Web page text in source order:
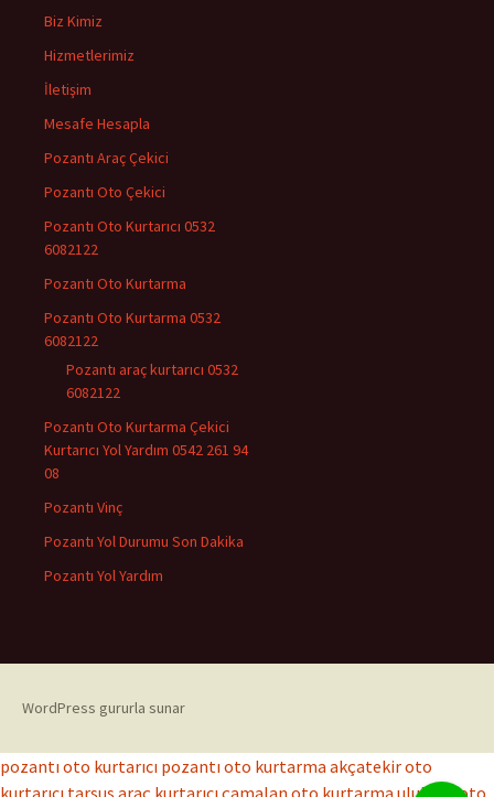
Biz Kimiz
Hizmetlerimiz
İletişim
Mesafe Hesapla
Pozantı Araç Çekici
Pozantı Oto Çekici
Pozantı Oto Kurtarıcı 0532
6082122
Pozantı Oto Kurtarma
Pozantı Oto Kurtarma 0532
6082122
Pozantı araç kurtarıcı 0532
6082122
Pozantı Oto Kurtarma Çekici
Kurtarıcı Yol Yardım 0542 261 94
08
Pozantı Vinç
Pozantı Yol Durumu Son Dakika
Pozantı Yol Yardım
WordPress gururla sunar
pozantı oto kurtarıcı pozantı oto kurtarma akçatekir oto
kurtarıcı tarsus araç kurtarıcıçamalan oto kurtarma ulukışla oto